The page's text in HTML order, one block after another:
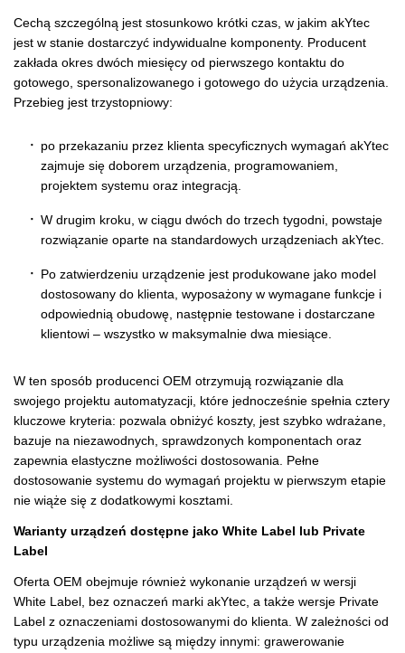
Cechą szczególną jest stosunkowo krótki czas, w jakim akYtec
jest w stanie dostarczyć indywidualne komponenty. Producent
zakłada okres dwóch miesięcy od pierwszego kontaktu do
gotowego, spersonalizowanego i gotowego do użycia urządzenia.
Przebieg jest trzystopniowy:
po przekazaniu przez klienta specyficznych wymagań akYtec
zajmuje się doborem urządzenia, programowaniem,
projektem systemu oraz integracją.
W drugim kroku, w ciągu dwóch do trzech tygodni, powstaje
rozwiązanie oparte na standardowych urządzeniach akYtec.
Po zatwierdzeniu urządzenie jest produkowane jako model
dostosowany do klienta, wyposażony w wymagane funkcje i
odpowiednią obudowę, następnie testowane i dostarczane
klientowi – wszystko w maksymalnie dwa miesiące.
W ten sposób producenci OEM otrzymują rozwiązanie dla
swojego projektu automatyzacji, które jednocześnie spełnia cztery
kluczowe kryteria: pozwala obniżyć koszty, jest szybko wdrażane,
bazuje na niezawodnych, sprawdzonych komponentach oraz
zapewnia elastyczne możliwości dostosowania. Pełne
dostosowanie systemu do wymagań projektu w pierwszym etapie
nie wiąże się z dodatkowymi kosztami.
Warianty urządzeń dostępne jako White Label lub Private
Label
Oferta OEM obejmuje również wykonanie urządzeń w wersji
White Label, bez oznaczeń marki akYtec, a także wersje Private
Label z oznaczeniami dostosowanymi do klienta. W zależności od
typu urządzenia możliwe są między innymi: grawerowanie